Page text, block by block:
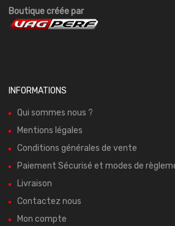
Boutique créée par
INFORMATIONS
Qui sommes nous ?
Mentions légales
Conditions générales de vente
Paiement Sécurisé et modes de
Livraison
Contactez nous
Mon compte